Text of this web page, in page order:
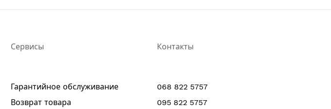
Сервисы
Гарантийное обслуживание
Возврат товара
Контакты
068 822 5757
095 822 5757